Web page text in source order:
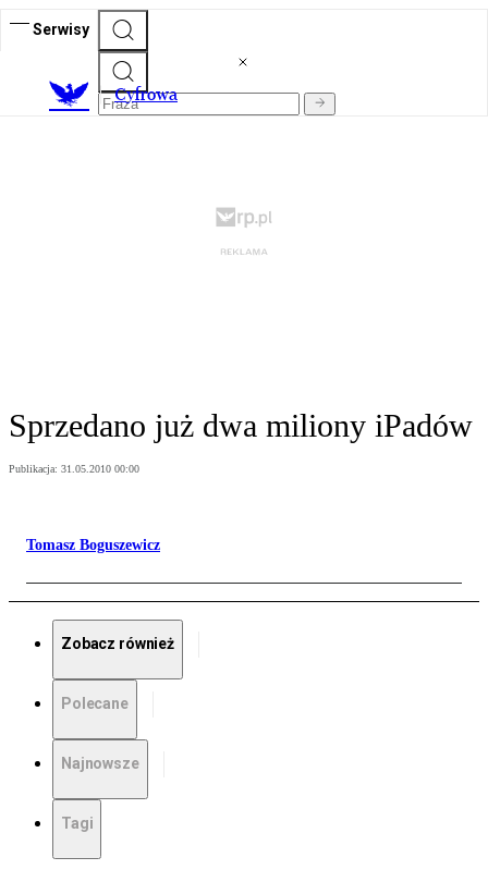
Serwisy
Cyfrowa
Sprzedano już dwa miliony iPadów
Publikacja: 31.05.2010 00:00
Tomasz Boguszewicz
Zobacz również
Polecane
Najnowsze
Tagi